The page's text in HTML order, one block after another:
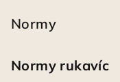
Normy
Normy rukavíc